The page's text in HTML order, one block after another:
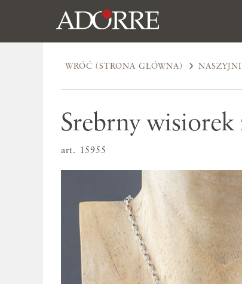
WRÓĆ (STRONA GŁÓWNA)
Srebrny wisiorek
art. 15955